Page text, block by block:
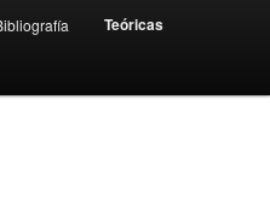
Teóricas